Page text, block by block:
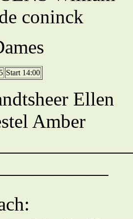
coninck
Start 14:00
Ellen
Amber